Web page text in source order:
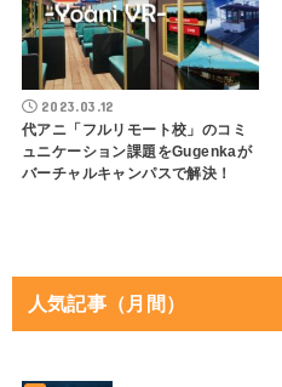
2023.03.12
代アニ「フルリモート校」のコミ
ュニケーション課題をGugenkaが
バーチャルキャンパスで解決！
人気記事（月間）